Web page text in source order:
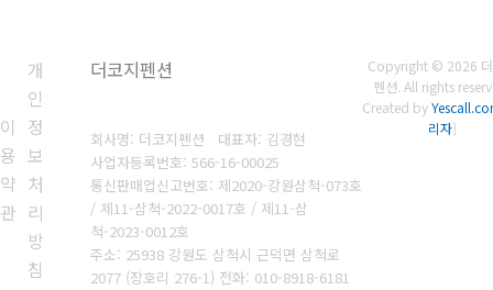
이
용
약
관
개
인
정
보
처
리
방
침
더코지펜션
회사명: 더코지펜션 대표자: 김경현
사업자등록번호: 566-16-00025
통신판매업신고번호: 제2020-강원삼척-073호
/ 제11-삼척-2022-0017호 / 제11-삼
척-2023-0012호
주소: 25938 강원도 삼척시 근덕면 삼척로
2077 (장호리 276-1) 전화: 010-8918-6181
Copyright © 2026 더
펜션. All rights
Created by
리자]